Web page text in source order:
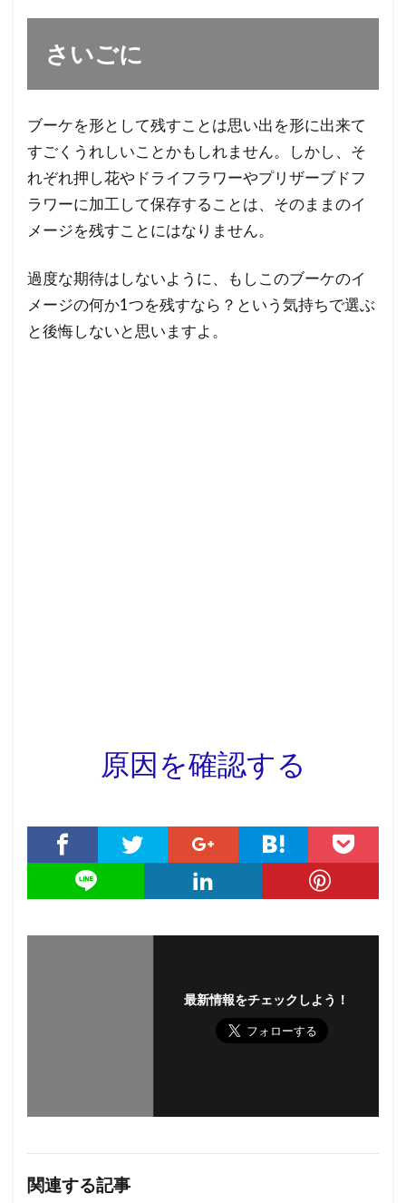
さいごに
ブーケを形として残すことは思い出を形に出来て
すごくうれしいことかもしれません。しかし、そ
れぞれ押し花やドライフラワーやプリザーブドフ
ラワーに加工して保存することは、そのままのイ
メージを残すことにはなりません。
過度な期待はしないように、もしこのブーケのイ
メージの何か1つを残すなら？という気持ちで選ぶ
と後悔しないと思いますよ。
原因を確認する
最新情報をチェックしよう！
関連する記事